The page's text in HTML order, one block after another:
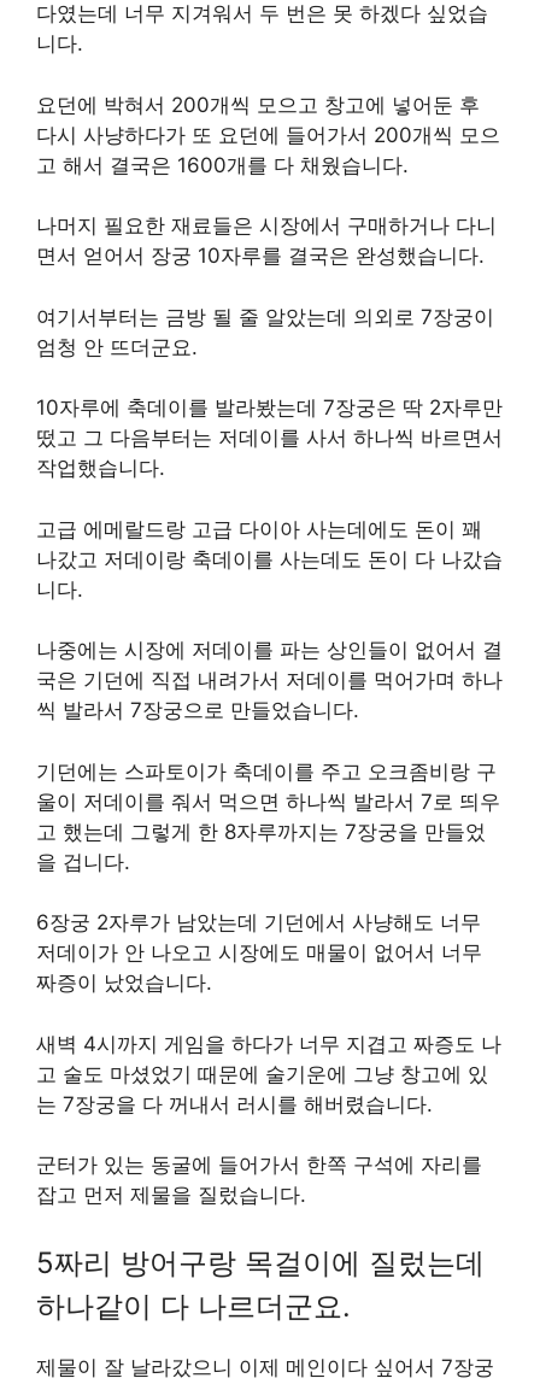
다였는데 너무 지겨워서 두 번은 못 하겠다 싶었습
니다.
요던에 박혀서 200개씩 모으고 창고에 넣어둔 후
다시 사냥하다가 또 요던에 들어가서 200개씩 모으
고 해서 결국은 1600개를 다 채웠습니다.
나머지 필요한 재료들은 시장에서 구매하거나 다니
면서 얻어서 장궁 10자루를 결국은 완성했습니다.
여기서부터는 금방 될 줄 알았는데 의외로 7장궁이
엄청 안 뜨더군요.
10자루에 축데이를 발라봤는데 7장궁은 딱 2자루만
떴고 그 다음부터는 저데이를 사서 하나씩 바르면서
작업했습니다.
고급 에메랄드랑 고급 다이아 사는데에도 돈이 꽤
나갔고 저데이랑 축데이를 사는데도 돈이 다 나갔습
니다.
나중에는 시장에 저데이를 파는 상인들이 없어서 결
국은 기던에 직접 내려가서 저데이를 먹어가며 하나
씩 발라서 7장궁으로 만들었습니다.
기던에는 스파토이가 축데이를 주고 오크좀비랑 구
울이 저데이를 줘서 먹으면 하나씩 발라서 7로 띄우
고 했는데 그렇게 한 8자루까지는 7장궁을 만들었
을 겁니다.
6장궁 2자루가 남았는데 기던에서 사냥해도 너무
저데이가 안 나오고 시장에도 매물이 없어서 너무
짜증이 났었습니다.
새벽 4시까지 게임을 하다가 너무 지겹고 짜증도 나
고 술도 마셨었기 때문에 술기운에 그냥 창고에 있
는 7장궁을 다 꺼내서 러시를 해버렸습니다.
군터가 있는 동굴에 들어가서 한쪽 구석에 자리를
잡고 먼저 제물을 질렀습니다.
5짜리 방어구랑 목걸이에 질렀는데
하나같이 다 나르더군요.
제물이 잘 날라갔으니 이제 메인이다 싶어서 7장궁